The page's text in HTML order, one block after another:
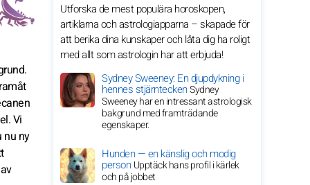
Vi
nu ny
Utforska de mest populära horoskopen,
artiklarna och astrologiapparna – skapade för
att berika dina kunskaper och låta dig ha roligt
med allt som astrologin har att erbjuda!
Sydney Sweeney: En djupdykning i
hennes stjärnteckenSydney
Sweeney har en intressant astrologisk
bakgrund med framträdande
egenskaper.
Hunden — en känslig och modig
personUpptäck hans profil i kärlek
och på jobbet